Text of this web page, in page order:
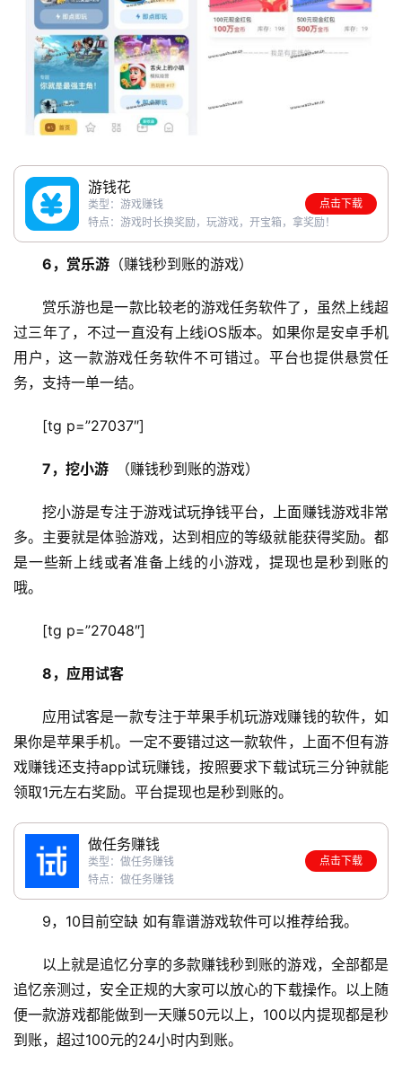
游钱花
类型：游戏赚钱
特点：游戏时长换奖励，玩游戏，开宝箱，拿奖励！
点击下载
6，赏乐游 （赚钱秒到账的游戏）
赏乐游也是一款比较老的游戏任务软件了，虽然上线超
过三年了，不过一直没有上线iOS版本。如果你是安卓手机
用户，这一款游戏任务软件不可错过。平台也提供悬赏任
务，支持一单一结。
[tg p=”27037″]
7，挖小游 （赚钱秒到账的游戏）
挖小游是专注于游戏试玩挣钱平台，上面赚钱游戏非常
多。主要就是体验游戏，达到相应的等级就能获得奖励。都
是一些新上线或者准备上线的小游戏，提现也是秒到账的
哦。
[tg p=”27048″]
8，应用试客
应用试客是一款专注于苹果手机玩游戏赚钱的软件，如
果你是苹果手机。一定不要错过这一款软件，上面不但有游
戏赚钱还支持app试玩赚钱，按照要求下载试玩三分钟就能
领取1元左右奖励。平台提现也是秒到账的。
做任务赚钱
类型：做任务赚钱
特点：做任务赚钱
点击下载
9，10目前空缺 如有靠谱游戏软件可以推荐给我。
以上就是追忆分享的多款赚钱秒到账的游戏，全部都是
追忆亲测过，安全正规的大家可以放心的下载操作。以上随
便一款游戏都能做到一天赚50元以上，100以内提现都是秒
到账，超过100元的24小时内到账。